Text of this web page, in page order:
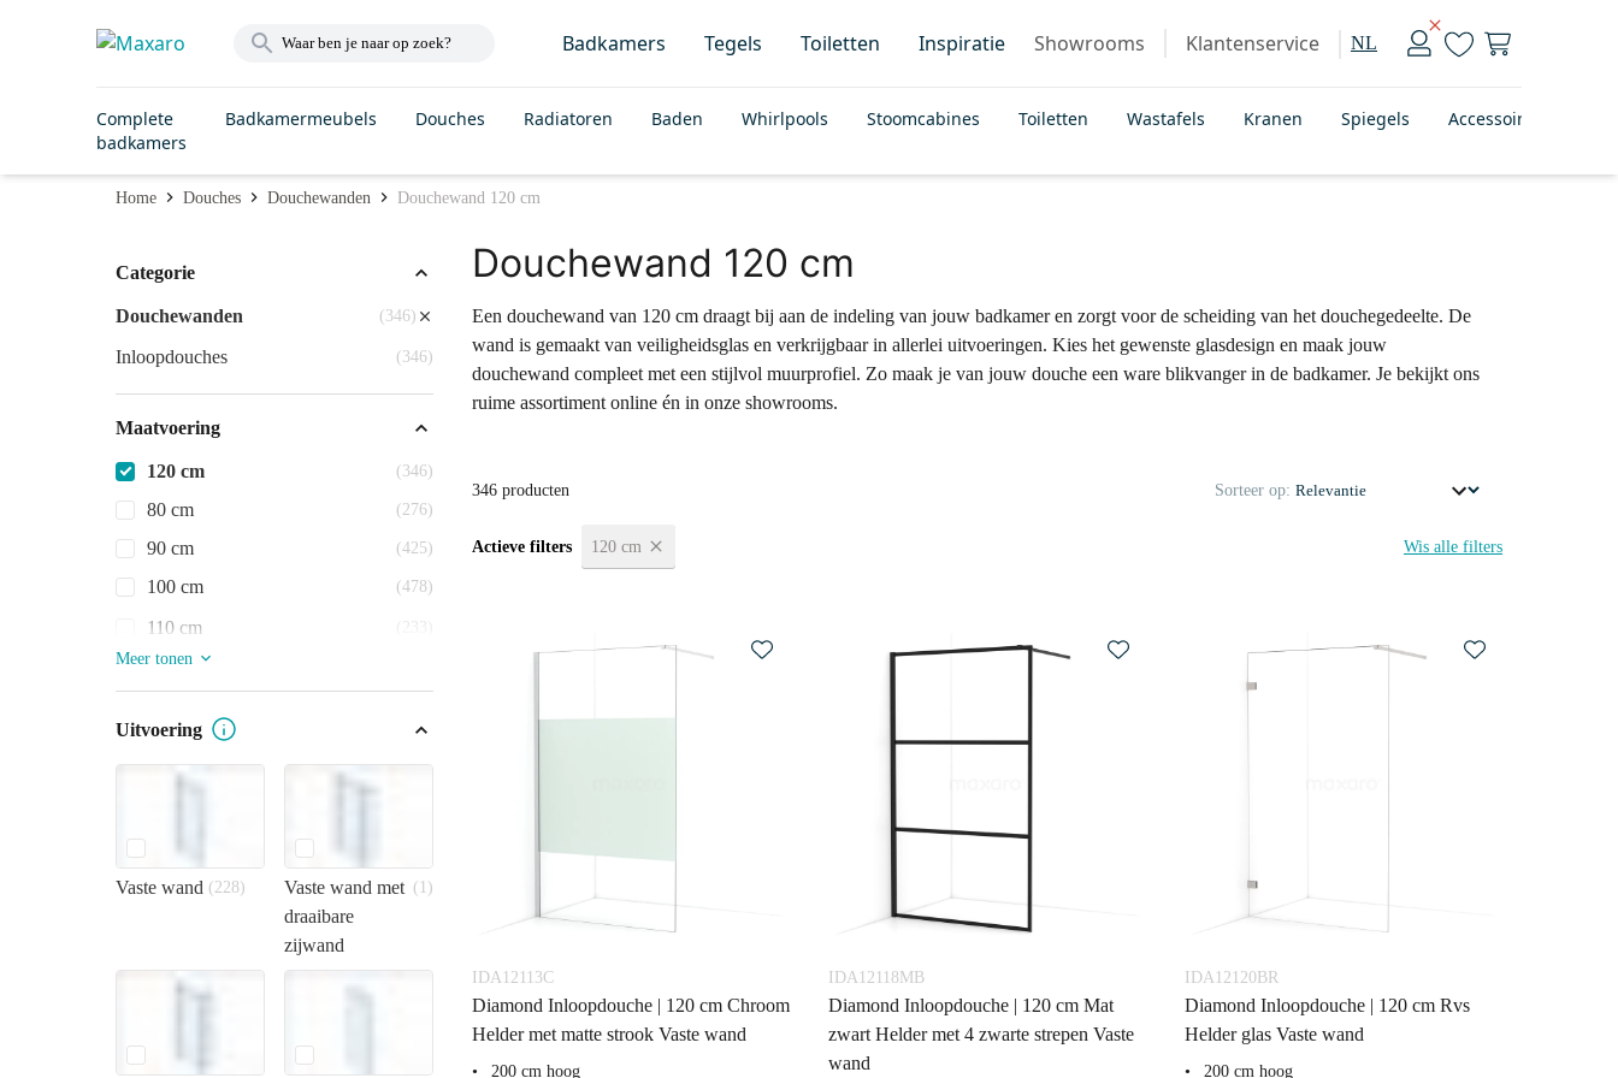
Badkamers Tegels Toiletten Inspiratie Showrooms Klantenservice NL
Complete
badkamers
Badkamermeubels Douches Radiatoren Baden Whirlpools Stoomcabines Toiletten Wastafels Kranen Spiegels Accessoires
Home Douches Douchewanden Douchewand 120 cm
Categorie
Douchewanden (346)
Inloopdouches (346)
Maatvoering
120 cm (346)
80 cm (276)
90 cm (425)
100 cm (478)
110 cm
Meer tonen
Uitvoering
Vaste wand (228)
Vaste wand met
draaibare
zijwand
(1)
Douchewand 120 cm
Een douchewand van 120 cm draagt bij aan de indeling van jouw badkamer en zorgt voor de scheiding van het douchegedeelte. De
wand is gemaakt van veiligheidsglas en verkrijgbaar in allerlei uitvoeringen. Kies het gewenste glasdesign en maak jouw
douchewand compleet met een stijlvol muurprofiel. Zo maak je van jouw douche een ware blikvanger in de badkamer. Je bekijkt ons
ruime assortiment online én in onze showrooms.
346 producten Sorteer op:
Actieve filters 120 cm Wis alle filters
IDA12113C
Diamond Inloopdouche | 120 cm Chroom
Helder met matte strook Vaste wand
200 cm hoog
IDA12118MB
Diamond Inloopdouche | 120 cm Mat
zwart Helder met 4 zwarte strepen Vaste
wand
IDA12120BR
Diamond Inloopdouche | 120 cm Rvs
Helder glas Vaste wand
200 cm hoog